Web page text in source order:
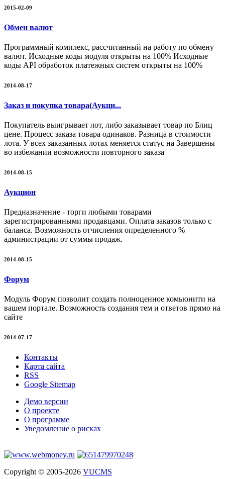
2015-02-09
Обмен валют
Программный комплекс, рассчитанный на работу по обмену
валют. Исходные коды модуля открыты на 100% Исходные
коды API обработок платежных систем открыты на 100%
2014-08-17
Заказ и покупка товара(Аукци...
Покупатель выигрывает лот, либо заказывает товар по Блиц
цене. Процесс заказа товара одинаков. Разница в стоимости
лота. У всех заказанных лотах меняется статус на Завершены
во избежании возможности повторного заказа
2014-08-15
Аукцион
Предназначение - торги любыми товарами
зарегистрированными продавцами. Оплата заказов только с
баланса. Возможность отчисления определенного %
администрации от суммы продаж.
2014-08-15
Форум
Модуль Форум позволит создать полноценное комьюнити на
вашем портале. Возможность создания тем и ответов прямо на
сайте
2014-07-17
Контакты
Карта сайта
RSS
Google Sitemap
Демо версии
О проекте
О программе
Уведомление о рисках
Copyright © 2005-2026 VUCMS